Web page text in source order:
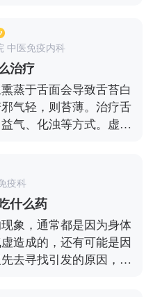
。2.水湿实证，也就是
，而是水湿壅盛导致
欢辛辣刺激油腻的食
有口中粘腻，大便秘结
道很臭，出汗粘腻。这
时配上祛湿的药物。例
药物，来进行治疗。
针对于咳嗽比较严重的
下口服复方甘草口服液
清淡为主，尽量避免吃
有痰液，也可以采取雾
中医免疫内科
治疗
蒸于舌面会导致舌苔白
气轻，则苔薄。治疗舌
气、化浊等方式。虚症
、辛辣、刺激食物的摄
出来的饮料或者啤酒等
疫科
什么药
象，通常都是因为身体
造成的，还有可能是因
去寻找引发的原因，然